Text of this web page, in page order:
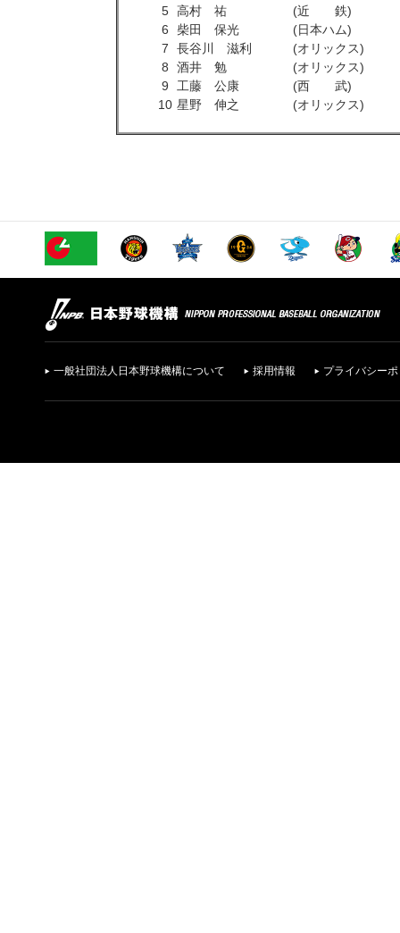
5 高村 祐
(近 鉄)
6
柴田 保光
(日本ハム)
7
長谷川 滋利
(オリックス)
8
酒井 勉
(オリックス)
9
工藤 公康
(西 武)
10 星野 伸之 (オリックス)
一般社団法人日本野球機構について 採用情報 プライバシー